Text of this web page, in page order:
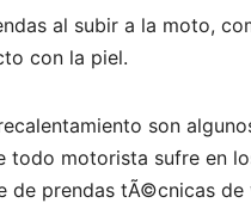
al subir a la moto,
con la piel.
son
todo motorista sufre en
de prendas tÃ©cnicas